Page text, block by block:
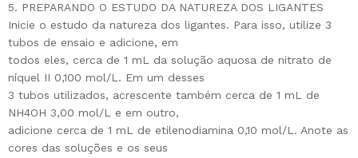
5. PREPARANDO O ESTUDO DA NATUREZA DOS LIGANTES
Inicie o estudo da natureza dos ligantes. Para isso, utilize 3
tubos de ensaio e adicione, em
todos eles, cerca de 1 mL da solução aquosa de nitrato de
níquel II 0,100 mol/L. Em um desses
3 tubos utilizados, acrescente também cerca de 1 mL de
NH4OH 3,00 mol/L e em outro,
adicione cerca de 1 mL de etilenodiamina 0,10 mol/L. Anote as
cores das soluções e os seus